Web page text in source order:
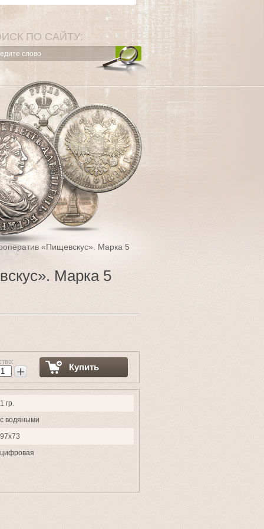
ПО САЙТУ:
«Пищевскус». Марка 5
Марка 5
+ Купить
1 гр.
с водяными
97х73
цифровая